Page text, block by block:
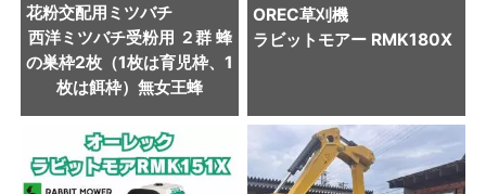
花粉交配用ミツバチ
西洋ミツバチ受粉用 ２群 蜂
の巣枠2枚（1枚は育児枠、1
枚は餌枠）無女王蜂
OREC草刈機
ラビットモアー RMK180X